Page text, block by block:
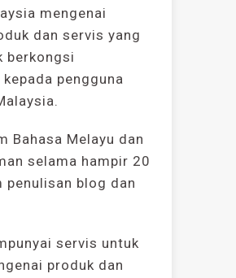
mengenai
dan servis yang
berkongsi
pengguna
Bahasa Melayu dan
selama hampir 20
penulisan blog dan
servis untuk
produk dan